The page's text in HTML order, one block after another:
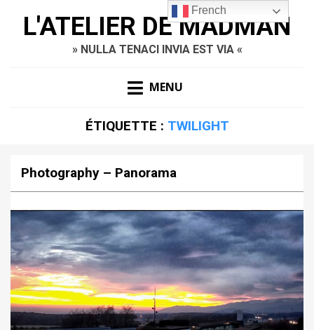
L'ATELIER DE MADMAN
» NULLA TENACI INVIA EST VIA «
MENU
ÉTIQUETTE : TWILIGHT
Photography – Panorama
French